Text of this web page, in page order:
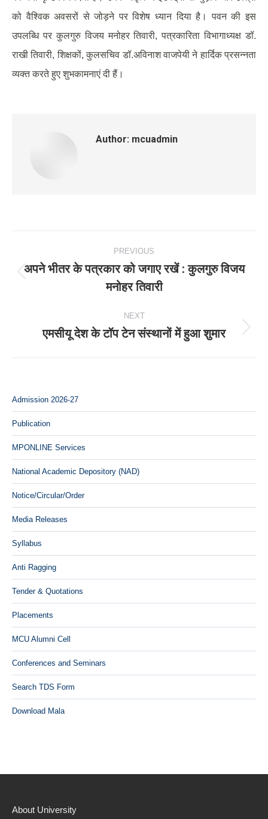
को वैश्विक अवसरों से जोड़ने पर विशेष ध्यान दिया है। पवन की इस
उपलब्धि पर कुलगुरु विजय मनोहर तिवारी, पत्रकारिता विभागाध्यक्ष डॉ.
राखी तिवारी, शिक्षकों, कुलसचिव डॉ.अविनाश वाजपेयी ने हार्दिक प्रसन्नता
व्यक्त करते हुए शुभकामनाएं दी हैं।
Author: mcuadmin
navigation
PREVIOUS
Previous
post:
अपने भीतर के पत्रकार को जगाए रखें : कुलगुरु विजय
मनोहर तिवारी
NEXT
Next
एमसीयू देश के टॉप टेन संस्थानों में हुआ शुमार
Admission 2026-27
Publication
MPONLINE Services
National Academic Depository (NAD)
Notice/Circular/Order
Media Releases
Syllabus
Anti Ragging
Tender & Quotations
Placements
MCU Alumni Cell
Conferences and Seminars
Search TDS Form
Download Mala
About University